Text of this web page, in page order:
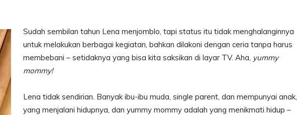
Sudah sembilan tahun Lena menjomblo, tapi status itu tidak menghalanginnya
untuk melakukan berbagai kegiatan, bahkan dilakoni dengan ceria tanpa harus
membebani – setidaknya yang bisa kita saksikan di layar TV. Aha, yummy
mommy!
Lena tidak sendirian. Banyak ibu-ibu muda, single parent, dan mempunyai anak,
yang menjalani hidupnya, dan yummy mommy adalah yang menikmati hidup –